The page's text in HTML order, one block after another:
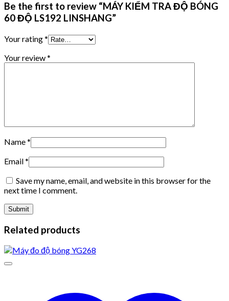
Be the first to review “MÁY KIỂM TRA ĐỘ BÓNG
60 ĐỘ LS192 LINSHANG”
Your rating*
Your review*
Name*
Email*
Save my name, email, and website in this browser for the
next time I comment.
Related products